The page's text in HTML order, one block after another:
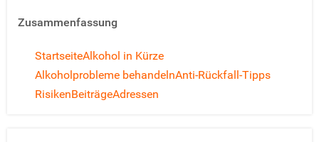
Zusammenfassung
StartseiteAlkohol in Kürze
Alkoholprobleme behandelnAnti-Rückfall-Tipps
RisikenBeiträgeAdressen